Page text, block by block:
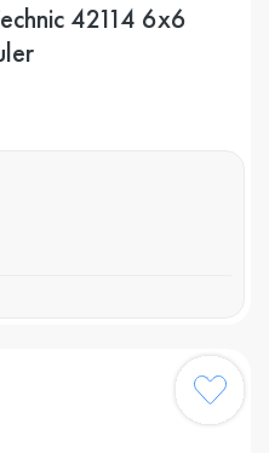
42114 6x6